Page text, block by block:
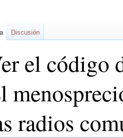
el código
radios
Discusión